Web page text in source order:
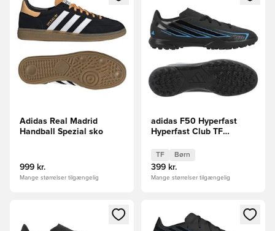
Adidas Real Madrid
Handball Spezial sko
999 kr.
Mange størrelser tilgængelig
adidas F50 Hyperfast
Hyperfast Club TF
TF Børn
399 kr.
Mange størrelser tilgængelig
Åbner en Modal til at logge ind eller tilmelde dig som
Åbner en Modal til at logge